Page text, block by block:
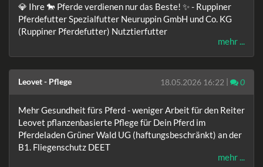
💎 Ihre 🐎 Pferde verdienen nur das Beste! ✨ - Ruppiner
Pferdefutter Spezialfutter Neuruppin GmbH und Co. KG
(Ruppiner Pferdefutter) Nutztierfutter
mehr ...
Leovet - Pflege 18.05.2026 16:22 | 0
Mehr Gesundheit fürs Pferd - weniger Arbeit für den Reiter
Leovet pflanzenbasierte Pflege für Dein Pferd im
Pferdeladen Grüner Wald UG (haftungsbeschränkt) an der
B1. Fliegenschutz DEET
mehr ...